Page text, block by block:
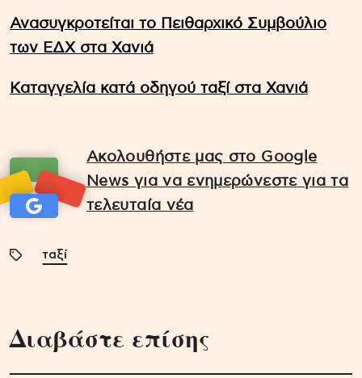
Ανασυγκροτείται το Πειθαρχικό Συμβούλιο
των ΕΔΧ στα Χανιά
Kαταγγελία κατά οδηγού ταξί στα Χανιά
Ακολουθήστε μας στο Google
News για να ενημερώνεστε για τα
τελευταία νέα
ταξί
Διαβάστε επίσης